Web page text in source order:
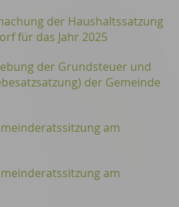
der Haushaltssatzung
für das Jahr 2025
der Grundsteuer und
der Gemeinde
am
am